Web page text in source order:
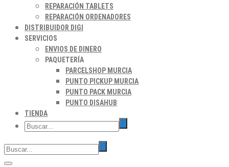
REPARACIÓN TABLETS
REPARACIÓN ORDENADORES
DISTRIBUIDOR DIGI
SERVICIOS
ENVIOS DE DINERO
PAQUETERÍA
PARCELSHOP MURCIA
PUNTO PICKUP MURCIA
PUNTO PACK MURCIA
PUNTO DISAHUB
TIENDA